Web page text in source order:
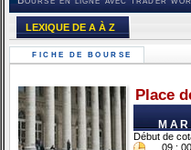
LEXIQUE DE A À Z
FICHE DE BOURSE
Place
Début de
09 : 00